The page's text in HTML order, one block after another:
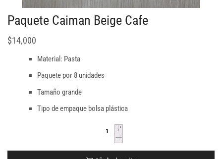
Paquete Caiman Beige Cafe
$14,000
Material: Pasta
Paquete por 8 unidades
Tamaño grande
Tipo de empaque bolsa plástica